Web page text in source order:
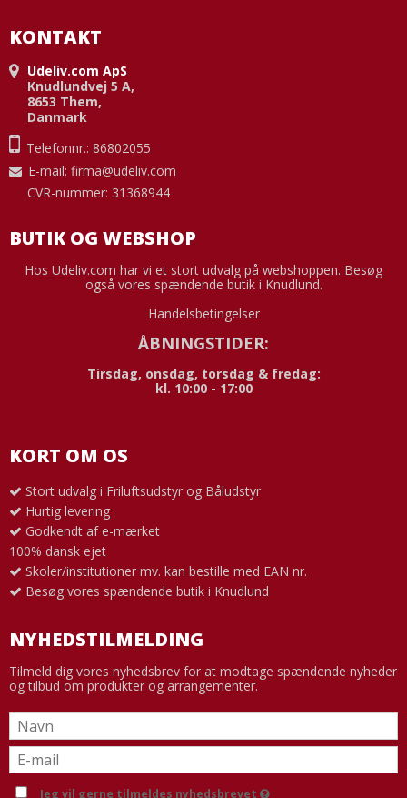
KONTAKT
Udeliv.com ApS
Knudlundvej 5 A,
8653 Them,
Danmark
Telefonnr.: 86802055
E-mail: firma@udeliv.com
CVR-nummer: 31368944
BUTIK OG WEBSHOP
Hos Udeliv.com har vi et stort udvalg på webshoppen. Besøg
også vores spændende butik i Knudlund.
Handelsbetingelser
ÅBNINGSTIDER:
Tirsdag, onsdag, torsdag & fredag:
kl. 10:00 - 17:00
KORT OM OS
Stort udvalg i Friluftsudstyr og Båludstyr
Hurtig levering
Godkendt af e-mærket
100% dansk ejet
Skoler/institutioner mv. kan bestille med EAN nr.
Besøg vores spændende butik i Knudlund
NYHEDSTILMELDING
Tilmeld dig vores nyhedsbrev for at modtage spændende nyheder
og tilbud om produkter og arrangementer.
Jeg vil gerne tilmeldes nyhedsbrevet